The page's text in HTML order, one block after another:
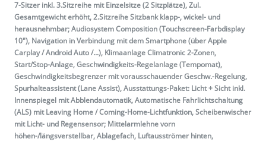
7-Sitzer inkl. 3.Sitzreihe mit Einzelsitze (2 Sitzplätze), Zul.
Gesamtgewicht erhöht, 2.Sitzreihe Sitzbank klapp-, wickel- und
herausnehmbar; Audiosystem Composition (Touchscreen-Farbdisplay
10"), Navigation in Verbindung mit dem Smartphone (über Apple
Carplay / Android Auto /...), Klimaanlage Climatronic 2-Zonen,
Start/Stop-Anlage, Geschwindigkeits-Regelanlage (Tempomat),
Geschwindigkeitsbegrenzer mit vorausschauender Geschw.-Regelung,
Spurhalteassistent (Lane Assist), Ausstattungs-Paket: Licht + Sicht inkl.
Innenspiegel mit Abblendautomatik, Automatische Fahrlichtschaltung
(ALS) mit Leaving Home / Coming-Home-Lichtfunktion, Scheibenwischer
mit Licht- und Regensensor; Mittelarmlehne vorn
höhen-/längsverstellbar, Ablagefach, Luftausströmer hinten,